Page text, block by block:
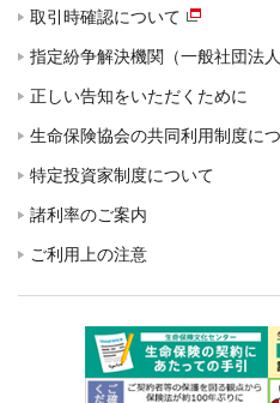
取引時確認について
指定紛争解決機関（一般社団法
正しい告知をいただくために
生命保険協会の共同利用制度に
特定投資家制度について
諸利率のご案内
ご利用上の注意